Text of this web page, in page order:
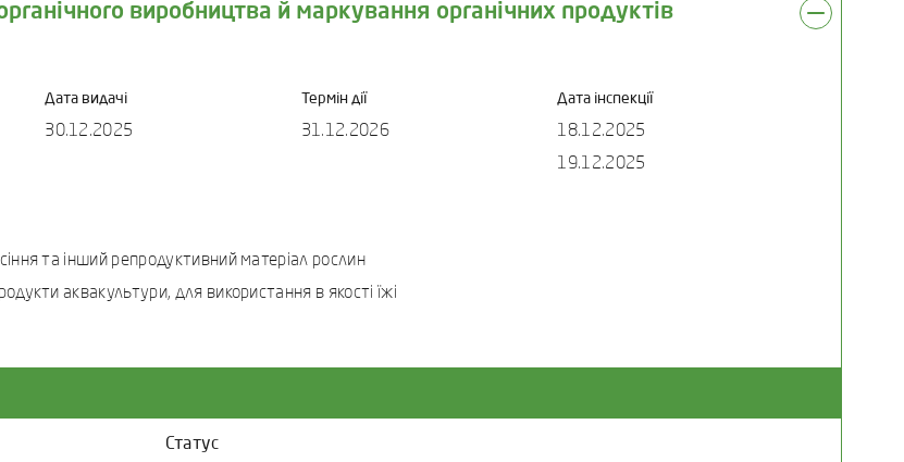
виробництва й маркування органічних продуктів
Дата видачі
30.12.2025
Термін дії
31.12.2026
Дата інспекції
18.12.2025
19.12.2025
та інший репродуктивний матеріал рослин
аквакультури, для використання в якості їжі
Статус